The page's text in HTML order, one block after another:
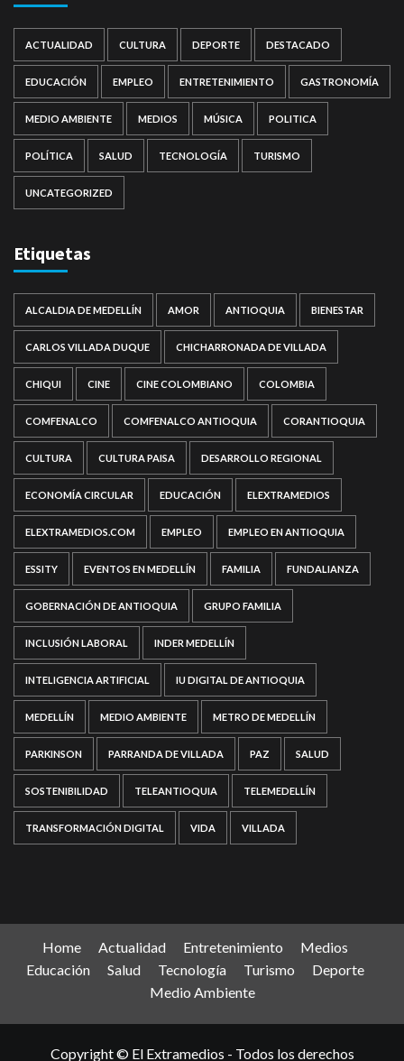
ACTUALIDAD CULTURA DEPORTE DESTACADO
EDUCACIÓN EMPLEO ENTRETENIMIENTO GASTRONOMÍA
MEDIO AMBIENTE MEDIOS MÚSICA POLITICA
POLÍTICA SALUD TECNOLOGÍA TURISMO
UNCATEGORIZED
Etiquetas
ALCALDIA DE MEDELLÍN AMOR ANTIOQUIA BIENESTAR
CARLOS VILLADA DUQUE CHICHARRONADA DE VILLADA
CHIQUI CINE CINE COLOMBIANO COLOMBIA
COMFENALCO COMFENALCO ANTIOQUIA CORANTIOQUIA
CULTURA CULTURA PAISA DESARROLLO REGIONAL
ECONOMÍA CIRCULAR EDUCACIÓN ELEXTRAMEDIOS
ELEXTRAMEDIOS.COM EMPLEO EMPLEO EN ANTIOQUIA
ESSITY EVENTOS EN MEDELLÍN FAMILIA FUNDALIANZA
GOBERNACIÓN DE ANTIOQUIA GRUPO FAMILIA
INCLUSIÓN LABORAL INDER MEDELLÍN
INTELIGENCIA ARTIFICIAL IU DIGITAL DE ANTIOQUIA
MEDELLÍN MEDIO AMBIENTE METRO DE MEDELLÍN
PARKINSON PARRANDA DE VILLADA PAZ SALUD
SOSTENIBILIDAD TELEANTIOQUIA TELEMEDELLÍN
TRANSFORMACIÓN DIGITAL VIDA VILLADA
Home Actualidad Entretenimiento
Medios
Educación
Salud Tecnología Turismo
Deporte
Medio Ambiente
Copyright © El Extramedios - Todos los derechos